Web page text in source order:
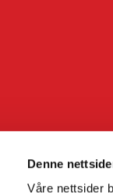
Denne
Våre nettsider